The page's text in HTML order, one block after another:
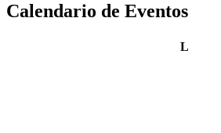
Calendario de Eventos
Llunes